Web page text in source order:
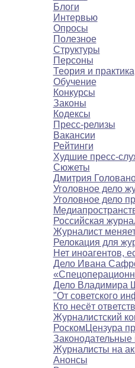
Блоги
Интервью
Опросы
Полезное
Структуры
Персоны
Теория и практика
Обучение
Конкурсы
Законы
Кодексы
Пресс-релизы
Вакансии
Рейтинги
Худшие пресс-
Сюжеты
Дмитрия
Уголовное дело
Уголовное дело
Российская
Журналист
Релокация для
Нет иноагентов,
Дело Ивана
Дело Владимира
"От советского
Кто несёт
Журналистский
РоскомЦензура
Журналисты на
Анонсы